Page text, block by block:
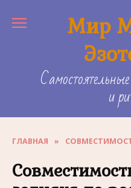
Мир
и
ГЛАВНАЯ »